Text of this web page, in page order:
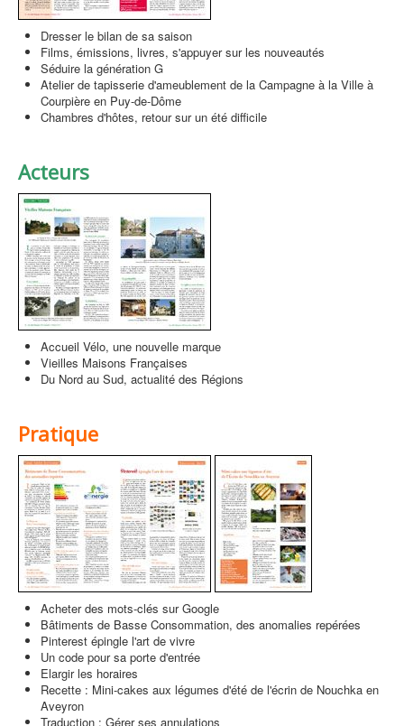
Dresser le bilan de sa saison
Films, émissions, livres, s'appuyer sur les nouveautés
Séduire la génération G
Atelier de tapisserie d'ameublement de la Campagne à la Ville à
Courpière en Puy-de-Dôme
Chambres d'hôtes, retour sur un été difficile
Acteurs
Accueil Vélo, une nouvelle marque
Vieilles Maisons Françaises
Du Nord au Sud, actualité des Régions
Pratique
Acheter des mots-clés sur Google
Bâtiments de Basse Consommation, des anomalies repérées
Pinterest épingle l'art de vivre
Un code pour sa porte d'entrée
Elargir les horaires
Recette : Mini-cakes aux légumes d'été de l'écrin de Nouchka en
Aveyron
Traduction : Gérer ses annulations